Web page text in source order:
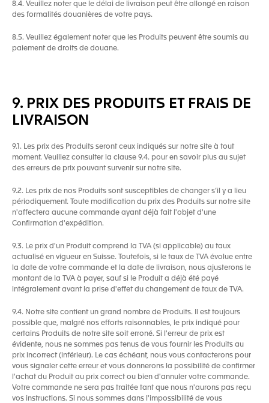
8.4. Veuillez noter que le délai de livraison peut être allongé en raison
des formalités douanières de votre pays.
8.5. Veuillez également noter que les Produits peuvent être soumis au
paiement de droits de douane.
9. PRIX DES PRODUITS ET FRAIS DE
LIVRAISON
9.1. Les prix des Produits seront ceux indiqués sur notre site à tout
moment. Veuillez consulter la clause 9.4. pour en savoir plus au sujet
des erreurs de prix pouvant survenir sur notre site.
9.2. Les prix de nos Produits sont susceptibles de changer s’il y a lieu
périodiquement. Toute modification du prix des Produits sur notre site
n'affectera aucune commande ayant déjà fait l'objet d'une
Confirmation d'expédition.
9.3. Le prix d'un Produit comprend la TVA (si applicable) au taux
actualisé en vigueur en Suisse. Toutefois, si le taux de TVA évolue entre
la date de votre commande et la date de livraison, nous ajusterons le
montant de la TVA à payer, sauf si le Produit a déjà été payé
intégralement avant la prise d'effet du changement de taux de TVA.
9.4. Notre site contient un grand nombre de Produits. Il est toujours
possible que, malgré nos efforts raisonnables, le prix indiqué pour
certains Produits de notre site soit erroné. Si l'erreur de prix est
évidente, nous ne sommes pas tenus de vous fournir les Produits au
prix incorrect (inférieur). Le cas échéant, nous vous contacterons pour
vous signaler cette erreur et vous donnerons la possibilité de confirmer
l'achat du Produit au prix correct ou bien d'annuler votre commande.
Votre commande ne sera pas traitée tant que nous n'aurons pas reçu
vos instructions. Si nous sommes dans l'impossibilité de vous